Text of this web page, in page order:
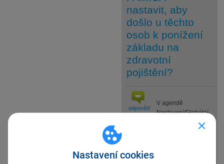
Nastavení cookies
nastavit, aby
došlo u těchto
osob k ponížení
základu na
zdravotní
pojištění?
odpověď
V agendě
Nastavení/Globální
nastavení v sekci
Poté se u zaměstnanců, kteří
mají na záložce Daně a